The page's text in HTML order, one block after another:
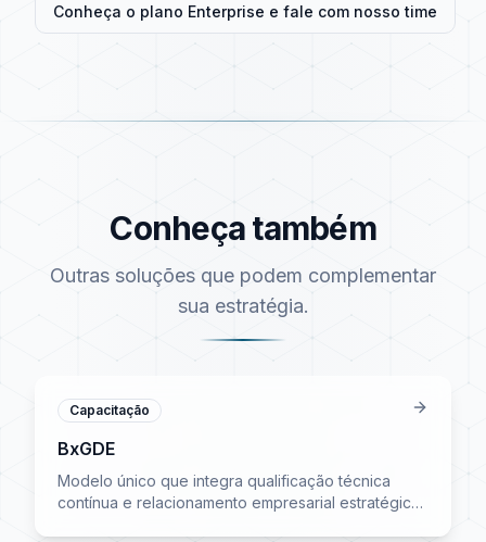
Conheça o plano Enterprise e fale com nosso time
Conheça também
Outras soluções que podem complementar
sua estratégia.
Capacitação
BxGDE
Modelo único que integra qualificação técnica
contínua e relacionamento empresarial estratégico.